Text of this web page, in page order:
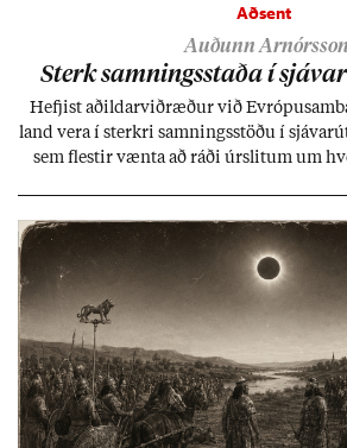
Aðsent
Auðunn Arnórsson
Sterk samn­ings­staða í
Hefj­ist að­ild­ar­við­ræð­ur við
land vera í sterkri samn­ings­stöðu í
sem flest­ir vænta að ráði úr­slit­um um
kerfi, en sveigj­an­leiki til lausna er